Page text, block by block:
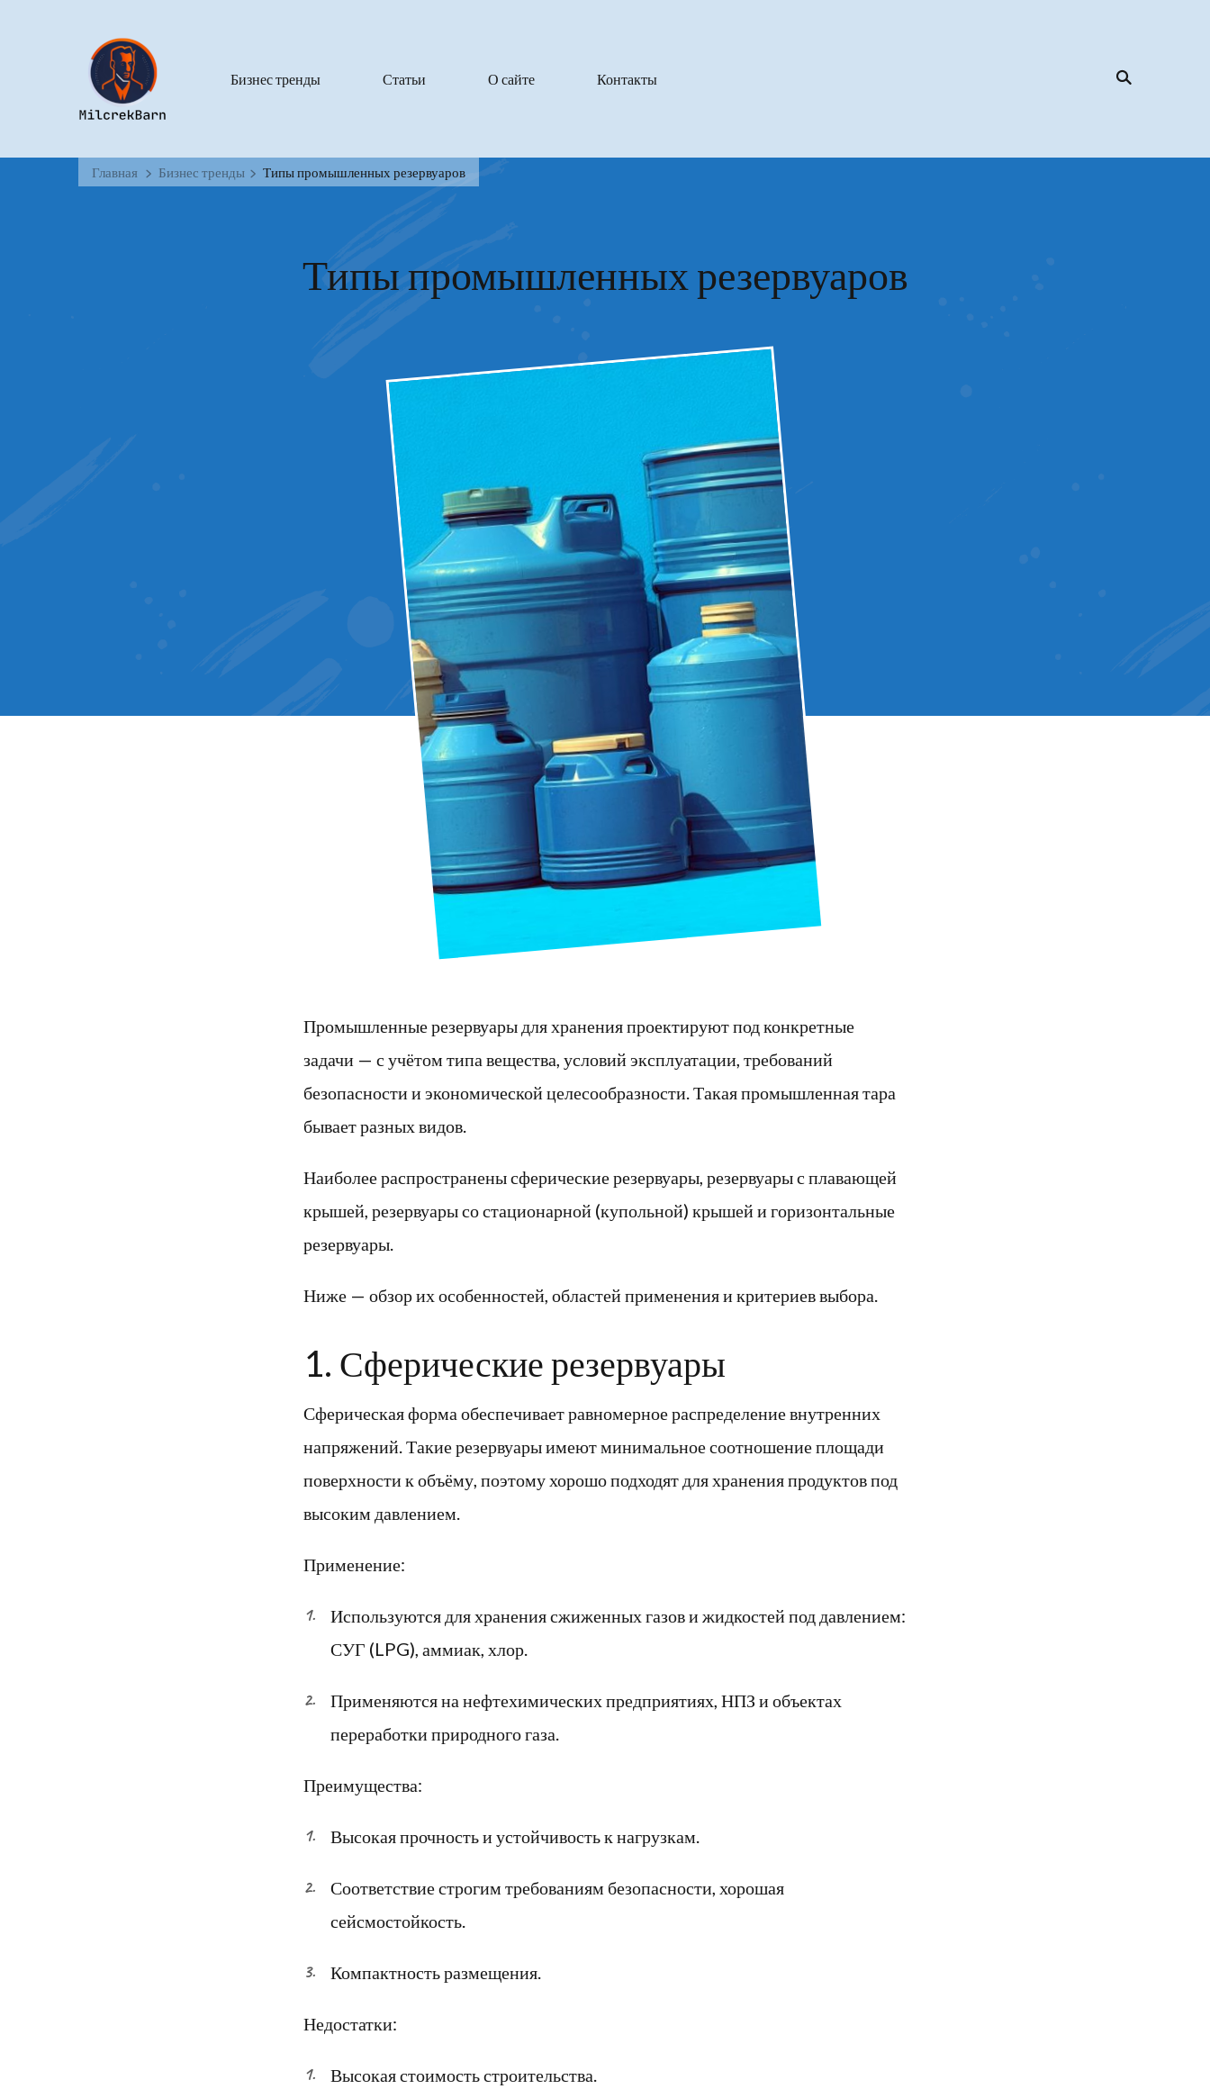
Бизнес тренды Статьи О сайте Контакты
Главная Бизнес тренды Типы промышленных резервуаров
Типы промышленных резервуаров
Промышленные резервуары для хранения проектируют под конкретные
задачи — с учётом типа вещества, условий эксплуатации, требований
безопасности и экономической целесообразности. Такая промышленная тара
бывает разных видов.
Наиболее распространены сферические резервуары, резервуары с плавающей
крышей, резервуары со стационарной (купольной) крышей и горизонтальные
резервуары.
Ниже — обзор их особенностей, областей применения и критериев выбора.
1. Сферические резервуары
Сферическая форма обеспечивает равномерное распределение внутренних
напряжений. Такие резервуары имеют минимальное соотношение площади
поверхности к объёму, поэтому хорошо подходят для хранения продуктов под
высоким давлением.
Применение:
Используются для хранения сжиженных газов и жидкостей под давлением:
СУГ (LPG), аммиак, хлор.
Применяются на нефтехимических предприятиях, НПЗ и объектах
переработки природного газа.
Преимущества:
Высокая прочность и устойчивость к нагрузкам.
Соответствие строгим требованиям безопасности, хорошая
сейсмостойкость.
Компактность размещения.
Недостатки:
Высокая стоимость строительства.